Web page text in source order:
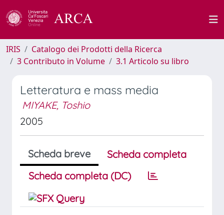
IRIS
Catalogo dei Prodotti della Ricerca
3 Contributo in Volume
3.1 Articolo su libro
Letteratura e mass media
MIYAKE, Toshio
2005
Scheda breve
Scheda completa
Scheda completa (DC)